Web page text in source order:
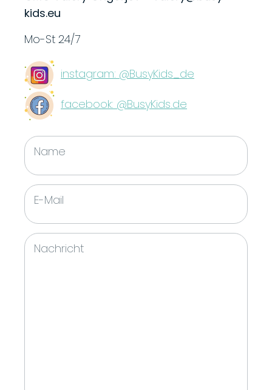
kids.eu
Mo-St 24/7
instagram: @BusyKids_de
facebook: @BusyKids.de
Name
E-Mail
Nachricht